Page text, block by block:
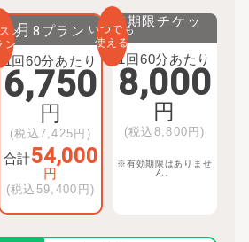
メ
ン
月 8 プラン
1回60分あたり
6,750
円
(税込7,425 円)
合計54,000
円
(税込 59,400 円)
いつでも
使える
無期限チケッ
ト
1回60分あたり
8,000
円
(税込 8,800 円)
※有効期限はありませ
ん。